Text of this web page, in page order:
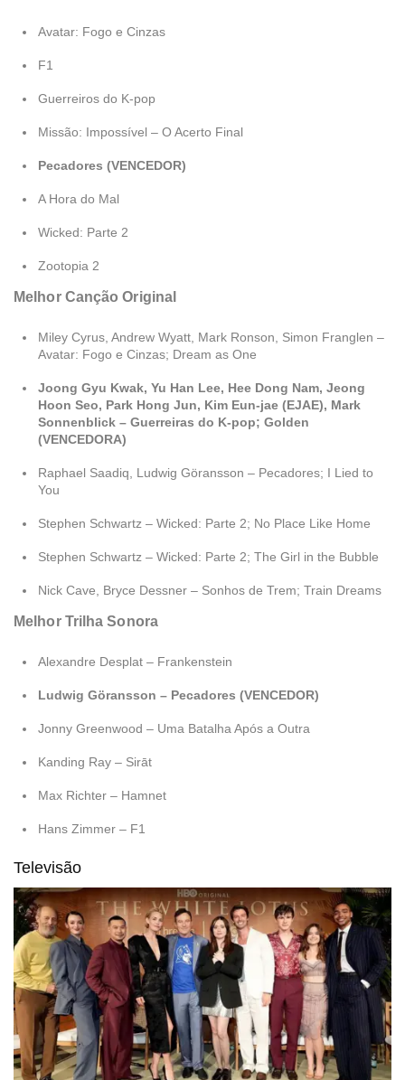
Avatar: Fogo e Cinzas
F1
Guerreiros do K-pop
Missão: Impossível – O Acerto Final
Pecadores (VENCEDOR)
A Hora do Mal
Wicked: Parte 2
Zootopia 2
Melhor Canção Original
Miley Cyrus, Andrew Wyatt, Mark Ronson, Simon Franglen –
Avatar: Fogo e Cinzas; Dream as One
Joong Gyu Kwak, Yu Han Lee, Hee Dong Nam, Jeong
Hoon Seo, Park Hong Jun, Kim Eun-jae (EJAE), Mark
Sonnenblick – Guerreiras do K-pop; Golden
(VENCEDORA)
Raphael Saadiq, Ludwig Göransson – Pecadores; I Lied to
You
Stephen Schwartz – Wicked: Parte 2; No Place Like Home
Stephen Schwartz – Wicked: Parte 2; The Girl in the Bubble
Nick Cave, Bryce Dessner – Sonhos de Trem; Train Dreams
Melhor Trilha Sonora
Alexandre Desplat – Frankenstein
Ludwig Göransson – Pecadores (VENCEDOR)
Jonny Greenwood – Uma Batalha Após a Outra
Kanding Ray – Sirāt
Max Richter – Hamnet
Hans Zimmer – F1
Televisão